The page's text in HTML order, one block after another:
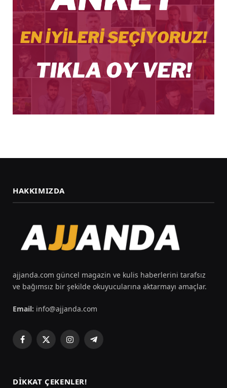
HAKKIMIZDA
ajjanda.com güncel magazin ve kulis haberlerini tarafsız
ve bağımsız bir şekilde okuyucularına aktarmayı amaçlar.
Email: info@ajjanda.com
Facebook
X
InstagramTelegram
DIKKAT ÇEKENLER!